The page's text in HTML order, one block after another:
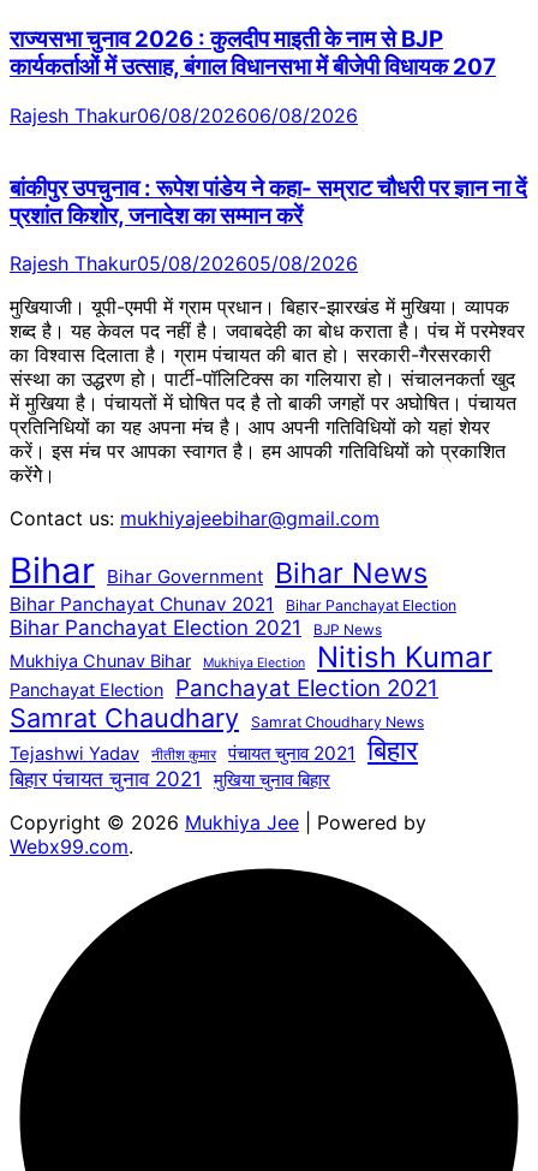
राज्यसभा चुनाव 2026 : कुलदीप माइती के नाम से BJP
कार्यकर्ताओं में उत्साह, बंगाल विधानसभा में बीजेपी विधायक 207
Rajesh Thakur06/08/202606/08/2026
बांकीपुर उपचुनाव : रूपेश पांडेय ने कहा- सम्राट चौधरी पर ज्ञान ना दें
प्रशांत किशोर, जनादेश का सम्मान करें
Rajesh Thakur05/08/202605/08/2026
मुखियाजी। यूपी-एमपी में ग्राम प्रधान। बिहार-झारखंड में मुखिया। व्यापक
शब्द है। यह केवल पद नहीं है। जवाबदेही का बोध कराता है। पंच में परमेश्वर
का विश्वास दिलाता है। ग्राम पंचायत की बात हो। सरकारी-गैरसरकारी
संस्था का उद्धरण हो। पार्टी-पॉलिटिक्स का गलियारा हो। संचालनकर्ता खुद
में मुखिया है। पंचायतों में घोषित पद है तो बाकी जगहों पर अघोषित। पंचायत
प्रतिनिधियों का यह अपना मंच है। आप अपनी गतिविधियों को यहां शेयर
करें। इस मंच पर आपका स्वागत है। हम आपकी गतिविधियों को प्रकाशित
करेंगेे।
Contact us: mukhiyajeebihar@gmail.com
Bihar Bihar Government Bihar News
Bihar Panchayat Chunav 2021 Bihar Panchayat Election
Bihar Panchayat Election 2021 BJP News
Mukhiya Chunav Bihar Mukhiya Election Nitish Kumar
Panchayat Election Panchayat Election 2021
Samrat Chaudhary Samrat Choudhary News
Tejashwi Yadav नीतीश कुमार पंचायत चुनाव 2021 बिहार
बिहार पंचायत चुनाव 2021 मुखिया चुनाव बिहार
Copyright © 2026 Mukhiya Jee | Powered by
Webx99.com.